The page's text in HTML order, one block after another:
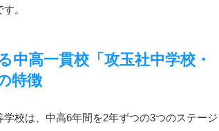
。
中高一貫校「攻玉社中学校・
特徴
校は、中高6年間を2年ずつの3つのステージ